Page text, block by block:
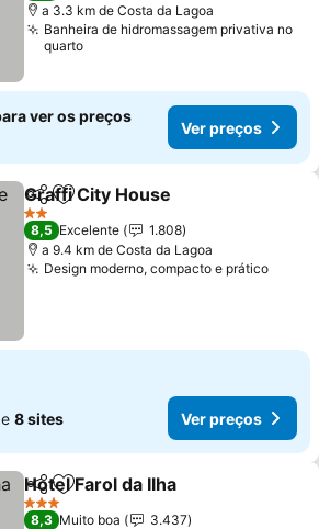
a 3.3 km de Costa da Lagoa
Banheira de hidromassagem privativa no
quarto
ver os preços
Ver preços
PartilharAdicionar aos favoritos
Graffi City House
2 Estrelas
8,5 Excelente
1.808
a 9.4 km de Costa da Lagoa
Design moderno, compacto e prático
8 sites Ver preços
PartilharAdicionar aos favoritos
Hotel Farol da Ilha
3 Estrelas
8,3 Muito boa
3.437